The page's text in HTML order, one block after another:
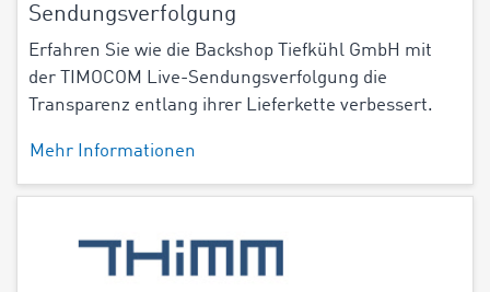
Sendungsverfolgung
Erfahren Sie wie die Backshop Tiefkühl GmbH mit
der TIMOCOM Live-Sendungsverfolgung die
Transparenz entlang ihrer Lieferkette verbessert.
Mehr Informationen